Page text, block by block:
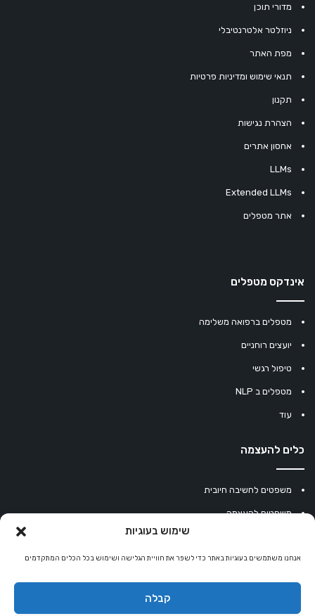
שימוש בעוגיות
אנחנו משתמשים בעוגיות באתר כדי לשפר את חוויית הגלישה ושימוש בכל הכלים המתקדמים
קבלה
מדורי תוכן
ניוזלטר אלטרנטיבלי
מפת האתר
תנאי שימוש ומדיניות פרטיות
תקנון
הצהרת נגישות
אחסון אתרים
LLMs
Extended LLMs
אתר מטפלים
אינדקס מטפלים
מטפלים ברפואה משלימה
יועצים רוחניים
טיפול רגשי
מטפלים ב NLP
עוד
כלים להעצמה
משפטים לחשיבה חיובית
משפטים להעצמה
מחשבון נומרולוגיה
קריסטלים למזלות